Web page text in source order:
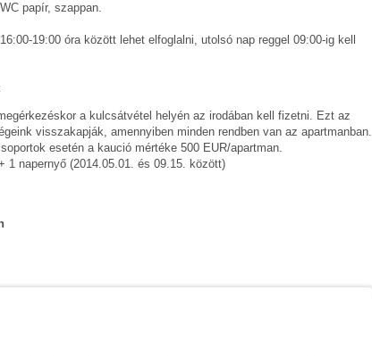
papír, szappan.
19:00 óra között lehet elfoglalni, utolsó nap reggel 09:00-ig kell
a kulcsátvétel helyén az irodában kell fizetni. Ezt az
visszakapják, amennyiben minden rendben van az apartmanban.
esetén a kaució mértéke 500 EUR/apartman.
1 napernyő (2014.05.01. és 09.15. között)